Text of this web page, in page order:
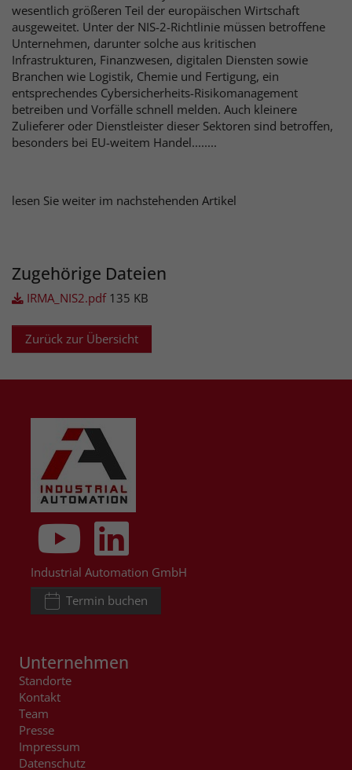
wesentlich größeren Teil der europäischen Wirtschaft
ausgeweitet. Unter der NIS-2-Richtlinie müssen betroffene
Unternehmen, darunter solche aus kritischen
Infrastrukturen, Finanzwesen, digitalen Diensten sowie
Branchen wie Logistik, Chemie und Fertigung, ein
entsprechendes Cybersicherheits-Risikomanagement
betreiben und Vorfälle schnell melden. Auch kleinere
Zulieferer oder Dienstleister dieser Sektoren sind betroffen,
besonders bei EU-weitem Handel........
lesen Sie weiter im nachstehenden Artikel
Zugehörige Dateien
IRMA_NIS2.pdf 135 KB
Zurück zur Übersicht
Industrial Automation GmbH
Termin buchen
Unternehmen
Standorte
Kontakt
Team
Presse
Impressum
Datenschutz